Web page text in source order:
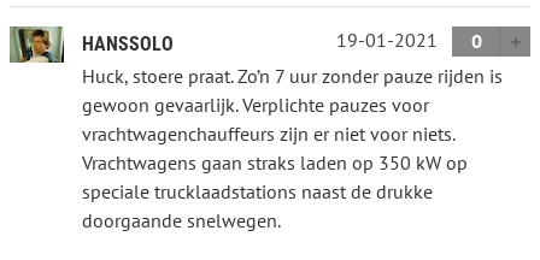
HANSSOLO 19-01-2021
0
Huck, stoere praat. Zo’n 7 uur zonder pauze rijden is
gewoon gevaarlijk. Verplichte pauzes voor
vrachtwagenchauffeurs zijn er niet voor niets.
Vrachtwagens gaan straks laden op 350 kW op
speciale trucklaadstations naast de drukke
doorgaande snelwegen.